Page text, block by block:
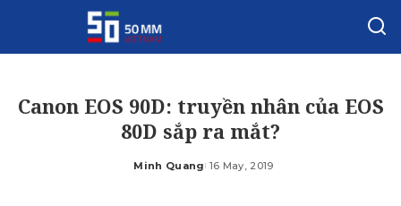
Canon EOS 90D: truyền nhân của EOS
80D sắp ra mắt?
Posted
Minh Quang 16 May, 2019